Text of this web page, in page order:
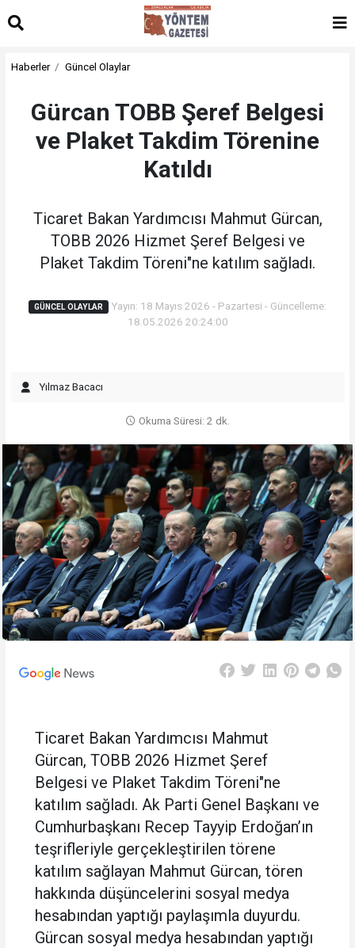
Haberler Güncel Olaylar
Gürcan TOBB Şeref Belgesi
ve Plaket Takdim Törenine
Katıldı
Ticaret Bakan Yardımcısı Mahmut Gürcan,
TOBB 2026 Hizmet Şeref Belgesi ve
Plaket Takdim Töreni"ne katılım sağladı.
GÜNCEL OLAYLAR
Yayın: 18 Mayıs 2026 - Pazartesi - Güncelleme:
18.05.2026 20:24:00
Yılmaz Bacacı
Okuma Süresi: 2 dk.
Ticaret Bakan Yardımcısı Mahmut
Gürcan, TOBB 2026 Hizmet Şeref
Belgesi ve Plaket Takdim Töreni"ne
katılım sağladı. Ak Parti Genel Başkanı ve
Cumhurbaşkanı Recep Tayyip Erdoğan’ın
teşrifleriyle gerçekleştirilen törene
katılım sağlayan Mahmut Gürcan, tören
hakkında düşüncelerini sosyal medya
hesabından yaptığı paylaşımla duyurdu.
Gürcan sosyal medya hesabından yaptığı